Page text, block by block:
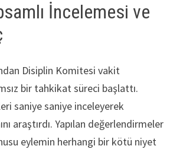
İncelemesi ve
Disiplin Komitesi vakit
bir tahkikat süreci başlattı.
saniye saniye inceleyerek
araştırdı. Yapılan değerlendirmeler
eylemin herhangi bir kötü niyet